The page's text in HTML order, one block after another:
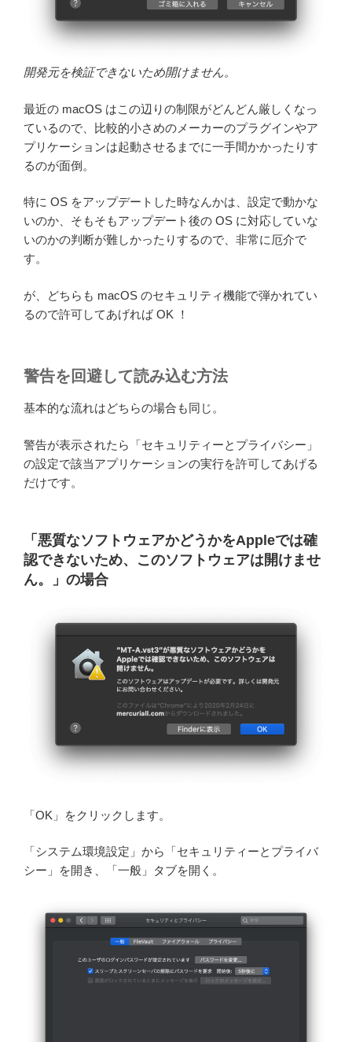
開発元を検証できないため開けません。
最近の macOS はこの辺りの制限がどんどん厳しくなっ
ているので、比較的小さめのメーカーのプラグインやア
プリケーションは起動させるまでに一手間かかったりす
るのが面倒。
特に OS をアップデートした時なんかは、設定で動かな
いのか、そもそもアップデート後の OS に対応していな
いのかの判断が難しかったりするので、非常に厄介で
す。
が、どちらも macOS のセキュリティ機能で弾かれてい
るので許可してあげれば OK ！
警告を回避して読み込む方法
基本的な流れはどちらの場合も同じ。
警告が表示されたら「セキュリティーとプライバシー」
の設定で該当アプリケーションの実行を許可してあげる
だけです。
「悪質なソフトウェアかどうかをAppleでは確
認できないため、このソフトウェアは開けませ
ん。」の場合
「OK」をクリックします。
「システム環境設定」から「セキュリティーとプライバ
シー」を開き、「一般」タブを開く。